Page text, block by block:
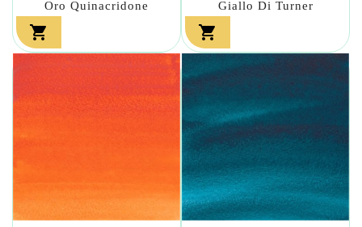
Oro Quinacridone

Giallo Di Turner
